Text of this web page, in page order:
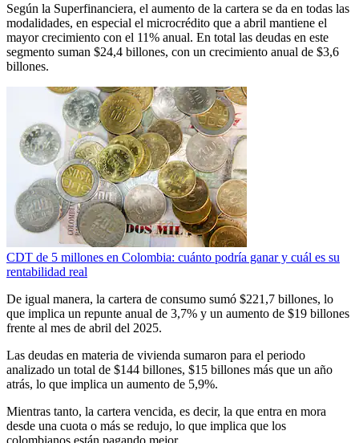
Según la Superfinanciera, el aumento de la cartera se da en todas las
modalidades, en especial el microcrédito que a abril mantiene el
mayor crecimiento con el 11% anual. En total las deudas en este
segmento suman $24,4 billones, con un crecimiento anual de $3,6
billones.
CDT de 5 millones en Colombia: cuánto podría ganar y cuál es su
rentabilidad real
De igual manera, la cartera de consumo sumó $221,7 billones, lo
que implica un repunte anual de 3,7% y un aumento de $19 billones
frente al mes de abril del 2025.
Las deudas en materia de vivienda sumaron para el periodo
analizado un total de $144 billones, $15 billones más que un año
atrás, lo que implica un aumento de 5,9%.
Mientras tanto, la cartera vencida, es decir, la que entra en mora
desde una cuota o más se redujo, lo que implica que los
colombianos están pagando mejor.